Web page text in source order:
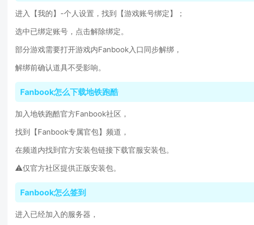
进入【我的】-个人设置，找到【游戏账号绑定】；
选中已绑定账号，点击解除绑定。
部分游戏需要打开游戏内Fanbook入口同步解绑，
解绑前确认道具不受影响。
Fanbook怎么下载地铁跑酷
加入地铁跑酷官方Fanbook社区，
找到【Fanbook专属官包】频道，
在频道内找到官方安装包链接下载官服安装包。
⚠️仅官方社区提供正版安装包。
Fanbook怎么签到
进入已经加入的服务器，